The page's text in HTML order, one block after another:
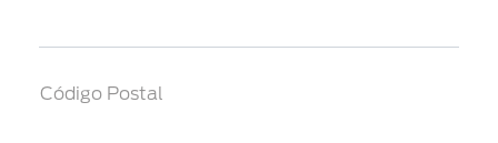
Código Postal